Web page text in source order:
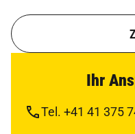
Ihr
Tel. +41 41 375